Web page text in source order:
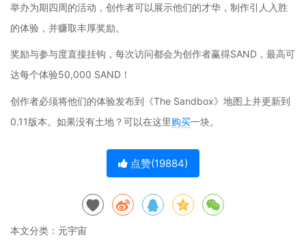
举办为期四周的活动，创作者可以展示他们的才华，制作引人入胜
的体验，并赚取丰厚奖励。
奖励与参与度直接挂钩，每次访问都会为创作者赢得SAND，最高可
达每个体验50,000 SAND！
创作者必须将他们的体验发布到《The Sandbox》地图上并更新到
0.11版本。如果没有土地？可以在这里购买一块。
点赞(19884)
本文分类： 元宇宙